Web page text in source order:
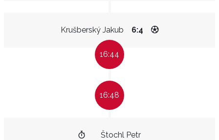
Krušberský Jakub 6:4
16:44
16:48
Štochl Petr